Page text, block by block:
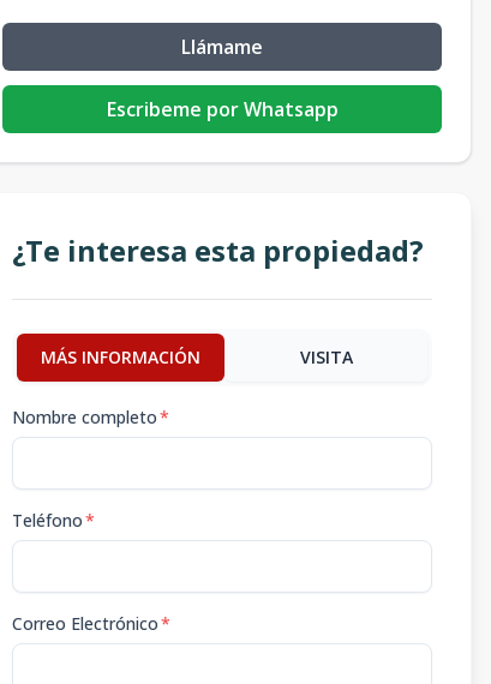
Llámame
Escribeme por Whatsapp
¿Te interesa esta propiedad?
MÁS INFORMACIÓN VISITA
Nombre completo*
Teléfono*
Correo Electrónico*